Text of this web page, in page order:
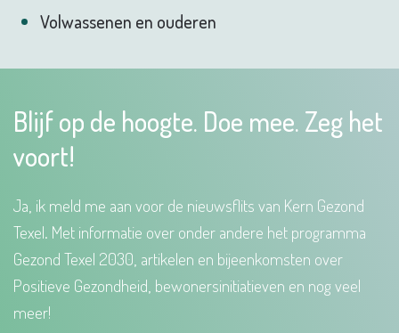
Volwassenen en ouderen
Blijf op de hoogte. Doe mee. Zeg het
voort!
Ja, ik meld me aan voor de nieuwsflits van Kern Gezond
Texel. Met informatie over onder andere het programma
Gezond Texel 2030, artikelen en bijeenkomsten over
Positieve Gezondheid, bewonersinitiatieven en nog veel
meer!